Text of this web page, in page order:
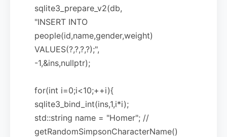
sqlite3_prepare_v2(db,
"INSERT INTO
people(id,name,gender,weight)
VALUES(?,?,?,?);",
-1,&ins,nullptr);
for(int i=0;i<10;++i){
sqlite3_bind_int(ins,1,i*i);
std::string name = "Homer"; //
getRandomSimpsonCharacterName()